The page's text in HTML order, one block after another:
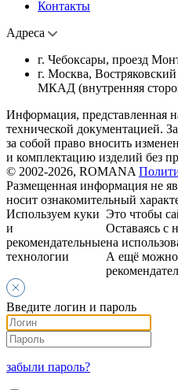
Контакты
Адреса
г. Чебоксары, проезд
г. Москва,
МКАД (внутренняя
Информация, представленная
технической документацией.
за собой право вносить
и комплектацию изделий без
© 2002-2026, ROMANA
Размещенная информация не
носит ознакомительный
Используем куки
и
рекомендательные
технологии
Это чтобы
Оставаясь с
на
А ещё можно
Введите логин и пароль
забыли пароль?